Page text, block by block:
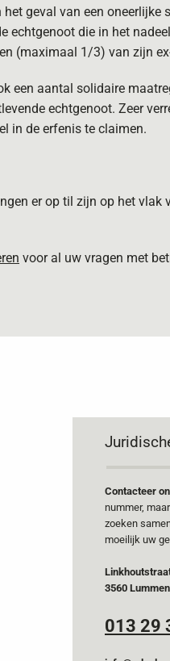
het geval van een oneerlijke
echtgenoot die in het
(maximaal 1/3) van zijn
een aantal solidaire
echtgenoot. Zeer
in de erfenis te claimen.
er op til zijn op het vlak
voor al uw vragen met
Contacteer
nummer,
zoeken
moeilijk uw
3560 Lummen
013 29